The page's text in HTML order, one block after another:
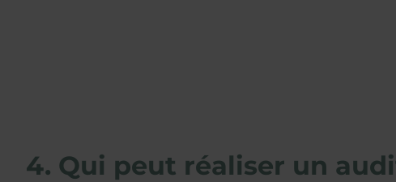
4. Qui peut réaliser un